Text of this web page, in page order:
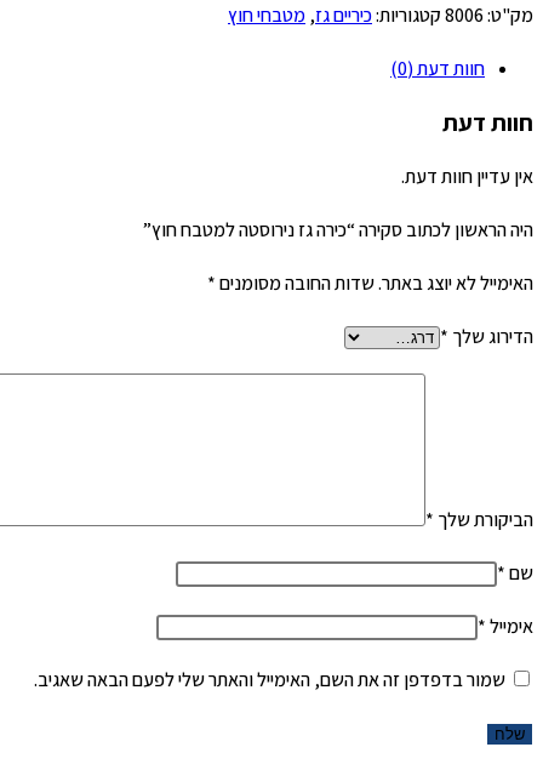
מק"ט:8006קטגוריות:כיריים גז,מטבחי חוץ
חוות דעת (0)
חוות דעת
אין עדיין חוות דעת.
היה הראשון לכתוב סקירה “כירה גז נירוסטה למטבח חוץ”
האימייל לא יוצג באתר.שדות החובה מסומנים*
הדירוג שלך*
הביקורת שלך*
שם*
אימייל*
שמור בדפדפן זה את השם, האימייל והאתר שלי לפעם הבאה שאגיב.